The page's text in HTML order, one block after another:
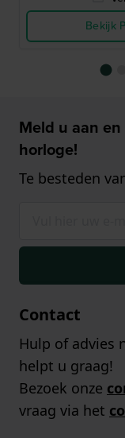
Bekijk
Meld u aan
horloge!
Te besteden
Contact
Hulp of advies
helpt u graag!
Bezoek onze
vraag via het